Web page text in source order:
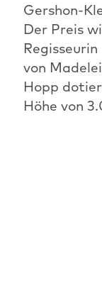
Gershon-
Der Preis
von
Hopp
Höhe von